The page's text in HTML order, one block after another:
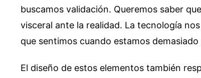
buscamos validación. Queremos saber
visceral ante la realidad. La tecnología
que sentimos cuando estamos
El diseño de estos elementos también